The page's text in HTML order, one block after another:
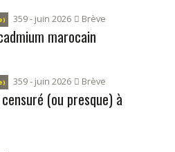
359 - juin 2026 Brève
marocain
359 - juin 2026 Brève
(ou presque) à